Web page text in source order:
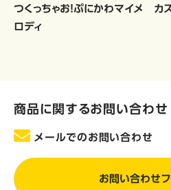
つくっちゃお！ぷにかわマイメ
ロディ
カ
商品に関するお問い合わせ
メールでのお問い合わせ
お問い合わせ